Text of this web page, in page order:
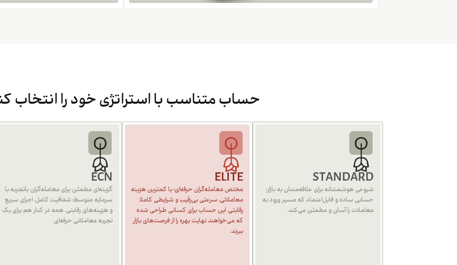
حساب متناسب با استراتژی خود را انتخاب
STANDARD
شروعی هوشمندانه برای علاقه‌مندان به بازار؛
حسابی ساده و قابل‌اعتماد که مسیر ورود به
معاملات را آسان و مطمئن می‌کند.
ELITE
مختص معامله‌گران حرفه‌ای؛ با کمترین هزینه
معاملاتی، سرعتی بی‌رقیب و شرایطی کاملا
رقابتی. این حساب برای کسانی طراحی شده
که می‌خواهند نهایت بهره را از فرصت‌های بازار
ببرند.
ECN
گزینه‌ای مطمئن برای معامله‌گران باتجربه با
سرمایه متوسط؛ شفافیت کامل، اجرای سریع
و هزینه‌های رقابتی، همه در کنار هم برای یک
تجربه معاملاتی حرفه‌ای.